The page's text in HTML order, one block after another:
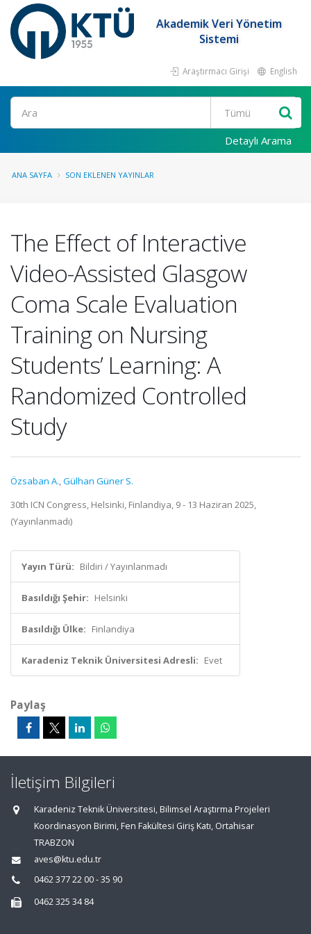
Akademik Veri Yönetim
Sistemi
Araştırmacı Girişi English
Ara
Detaylı Arama
ANA SAYFA SON EKLENEN YAYINLAR
The Effect of Interactive
Video-Assisted Glasgow
Coma Scale Evaluation
Training on Nursing
Students’ Learning: A
Randomized Controlled
Study
Özsaban A.,Gülhan Güner S.
30th ICN Congress, Helsinki, Finlandiya, 9 - 13 Haziran 2025,
(Yayınlanmadı)
Yayın Türü: Bildiri / Yayınlanmadı
Basıldığı Şehir: Helsinki
Basıldığı Ülke: Finlandiya
Karadeniz Teknik Üniversitesi Adresli: Evet
Paylaş
İletişim Bilgileri
Karadeniz Teknik Üniversitesi, Bilimsel Araştırma Projeleri
Koordinasyon Birimi, Fen Fakültesi Giriş Katı, Ortahisar
TRABZON
aves@ktu.edu.tr
0462 377 22 00 - 35 90
0462 325 34 84